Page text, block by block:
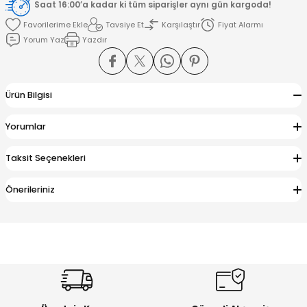
Saat 16:00’a kadar ki tüm siparişler aynı gün kargoda!
Tavsiye Et
Karşılaştır
Fiyat Alarmı
Yorum Yaz
Yazdır
Ürün Bilgisi
Yorumlar
Taksit Seçenekleri
Önerileriniz